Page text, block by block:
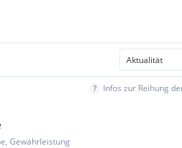
Infos zur Reihung
Gewährleistung